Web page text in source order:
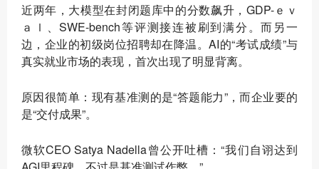
近两年，大模型在封闭题库中的分数飙升，GDP-ｅｖ
ａｌ、SWE-bench等评测接连被刷到满分。而另一
边，企业的初级岗位招聘却在降温。AI的“考试成绩”与
真实就业市场的表现，首次出现了明显背离。
原因很简单：现有基准测的是“答题能力”，而企业要的
是“交付成果”。
微软CEO Satya Nadella曾公开吐槽：“我们自诩达到